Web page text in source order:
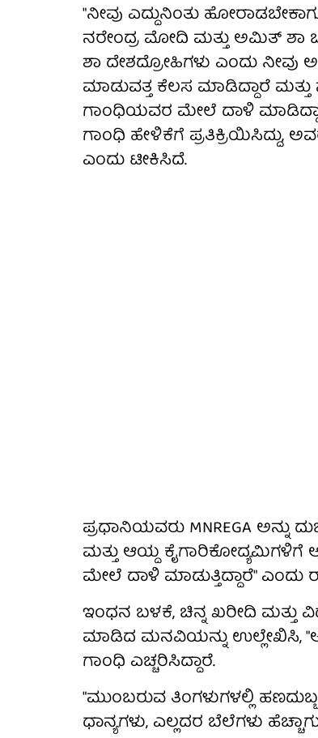
"ನೀವು ಎದ್ದುನಿಂತು
ನರೇಂದ್ರ ಮೋದಿ ಮತ್ತು ಅಮಿತ್ ಶಾ
ಶಾ ದೇಶದ್ರೋಹಿಗಳು ಎಂದು ನೀವು
ಮಾಡುವತ್ತ ಕೆಲಸ ಮಾಡಿದ್ದಾರೆ
ಗಾಂಧಿಯವರ ಮೇಲೆ ದಾಳಿ
ಗಾಂಧಿ ಹೇಳಿಕೆಗೆ ಪ್ರತಿಕ್ರಿಯಿಸಿದ್ದು,
ಎಂದು ಟೀಕಿಸಿದೆ.
ಪ್ರಧಾನಿಯವರು MNREGA
ಮತ್ತು ಆಯ್ದ
ಮೇಲೆ ದಾಳಿ ಮಾಡುತ್ತಿದ್ದಾರೆ"
ಇಂಧನ ಬಳಕೆ, ಚಿನ್ನ ಖರೀದಿ ಮತ್ತು
ಮಾಡಿದ ಮನವಿಯನ್ನು ಉಲ್ಲೇಖಿಸಿ,
ಗಾಂಧಿ ಎಚ್ಚರಿಸಿದ್ದಾರೆ.
"ಮುಂಬರುವ ತಿಂಗಳುಗಳಲ್ಲಿ
ಧಾನ್ಯಗಳು, ಎಲ್ಲದರ ಬೆಲೆಗಳು